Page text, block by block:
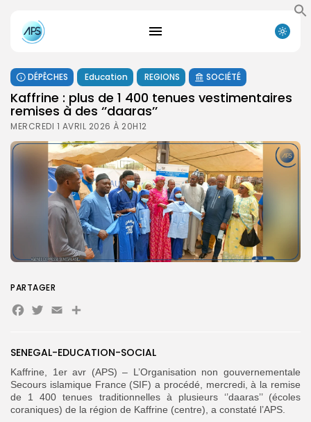
for:
FR
DÉPÊCHES Education REGIONS SOCIÉTÉ
Kaffrine : plus de 1 400 tenues vestimentaires
remises à des ‘’daaras’’
MERCREDI 1 AVRIL 2026 À 20H12
SENEGAL-EDUCATION-SOCIAL
Kaffrine, 1er avr (APS) – L’Organisation non gouvernementale
Secours islamique France (SIF) a procédé, mercredi, à la remise
de 1 400 tenues traditionnelles à plusieurs ‘’daaras’’ (écoles
coraniques) de la région de Kaffrine (centre), a constaté l’APS.
PARTAGER
Facebook
Twitter
EmailPartager